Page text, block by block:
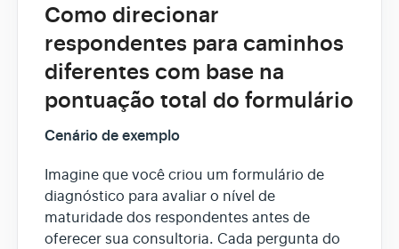
Como direcionar
respondentes para caminhos
diferentes com base na
pontuação total do formulário
Cenário de exemplo
Imagine que você criou um formulário de
diagnóstico para avaliar o nível de
maturidade dos respondentes antes de
oferecer sua consultoria. Cada pergunta do